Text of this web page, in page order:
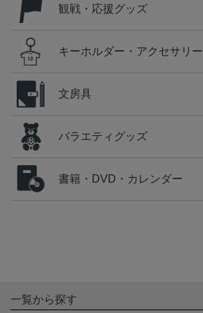
観戦・応援グッズ
キーホルダー・アクセサリー
文房具
バラエティグッズ
書籍・DVD・カレンダー
一覧から探す